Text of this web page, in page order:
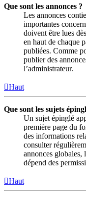
Que sont les annonces ?
Les annonces
importantes
doivent être lues
en haut de chaque
publiées. Comme
publier des
l’administrateur.
Haut
Que sont les sujets
Un sujet épinglé
première page du
des informations
consulter
annonces globales,
dépend des
Haut